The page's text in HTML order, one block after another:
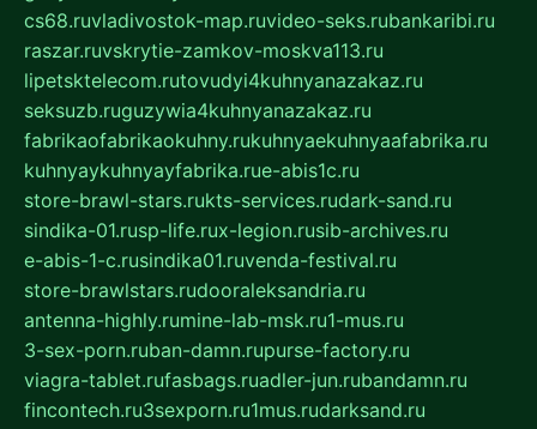
cs68.ruvladivostok-map.ruvideo-seks.rubankaribi.ru
raszar.ruvskrytie-zamkov-moskva113.ru
lipetsktelecom.rutovudyi4kuhnyanazakaz.ru
seksuzb.ruguzywia4kuhnyanazakaz.ru
fabrikaofabrikaokuhny.rukuhnyaekuhnyaafabrika.ru
kuhnyaykuhnyayfabrika.rue-abis1c.ru
store-brawl-stars.rukts-services.rudark-sand.ru
sindika-01.rusp-life.rux-legion.rusib-archives.ru
e-abis-1-c.rusindika01.ruvenda-festival.ru
store-brawlstars.rudooraleksandria.ru
antenna-highly.rumine-lab-msk.ru1-mus.ru
3-sex-porn.ruban-damn.rupurse-factory.ru
viagra-tablet.rufasbags.ruadler-jun.rubandamn.ru
fincontech.ru3sexporn.ru1mus.rudarksand.ru